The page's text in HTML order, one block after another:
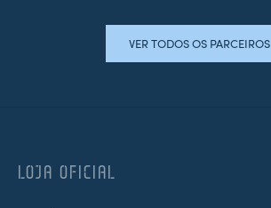
VER TODOS OS PARCEIROS
LOJA OFICIAL